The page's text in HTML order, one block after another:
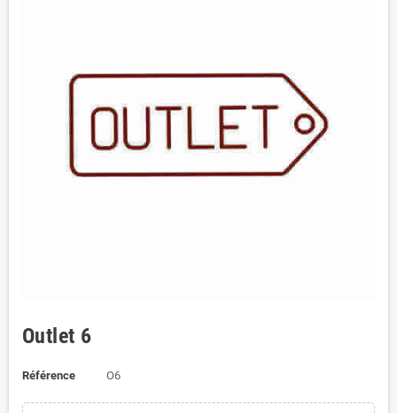
Outlet 6
Référence O6